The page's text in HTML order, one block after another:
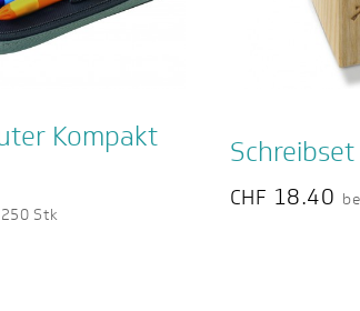
Kompakt
Stk
CHF 18.40